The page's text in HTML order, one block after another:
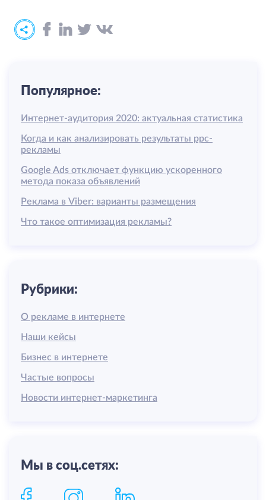
Популярное:
Интернет-аудитория 2020: актуальная статистика
Когда и как анализировать результаты ррс-
рекламы
Google Ads отключает функцию ускоренного
метода показа объявлений
Реклама в Viber: варианты размещения
Что такое оптимизация рекламы?
Рубрики:
О рекламе в интернете
Наши кейсы
Бизнес в интернете
Частые вопросы
Новости интернет-маркетинга
Мы в соц.сетях: